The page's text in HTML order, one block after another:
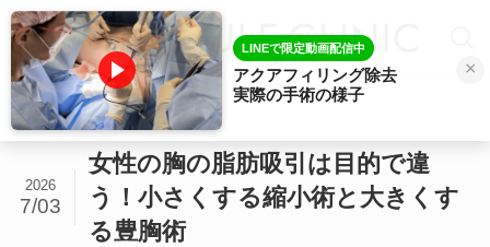
ホーム 脂肪吸引
女性の胸の脂肪吸引は目的で違
う！小さくする縮小術と大きくす
る豊胸術
2026
7/03
×
LINEで限定動画配信中
アクアフィリング除去
実際の手術の様子